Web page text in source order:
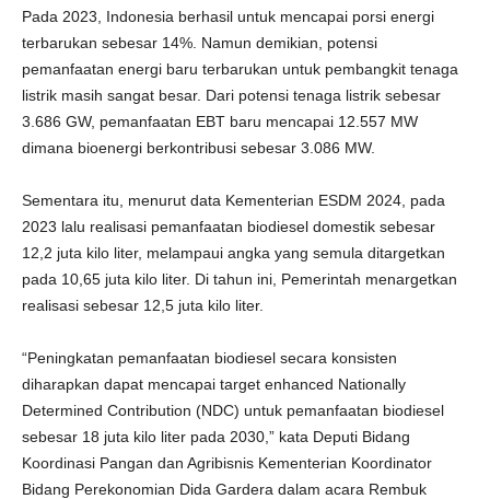
Pada 2023, Indonesia berhasil untuk mencapai porsi energi
terbarukan sebesar 14%. Namun demikian, potensi
pemanfaatan energi baru terbarukan untuk pembangkit tenaga
listrik masih sangat besar. Dari potensi tenaga listrik sebesar
3.686 GW, pemanfaatan EBT baru mencapai 12.557 MW
dimana bioenergi berkontribusi sebesar 3.086 MW.
Sementara itu, menurut data Kementerian ESDM 2024, pada
2023 lalu realisasi pemanfaatan biodiesel domestik sebesar
12,2 juta kilo liter, melampaui angka yang semula ditargetkan
pada 10,65 juta kilo liter. Di tahun ini, Pemerintah menargetkan
realisasi sebesar 12,5 juta kilo liter.
“Peningkatan pemanfaatan biodiesel secara konsisten
diharapkan dapat mencapai target enhanced Nationally
Determined Contribution (NDC) untuk pemanfaatan biodiesel
sebesar 18 juta kilo liter pada 2030,” kata Deputi Bidang
Koordinasi Pangan dan Agribisnis Kementerian Koordinator
Bidang Perekonomian Dida Gardera dalam acara Rembuk